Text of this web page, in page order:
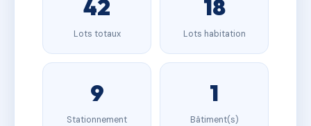
42
Lots totaux
18
Lots habitation
9
Stationnement
1
Bâtiment(s)